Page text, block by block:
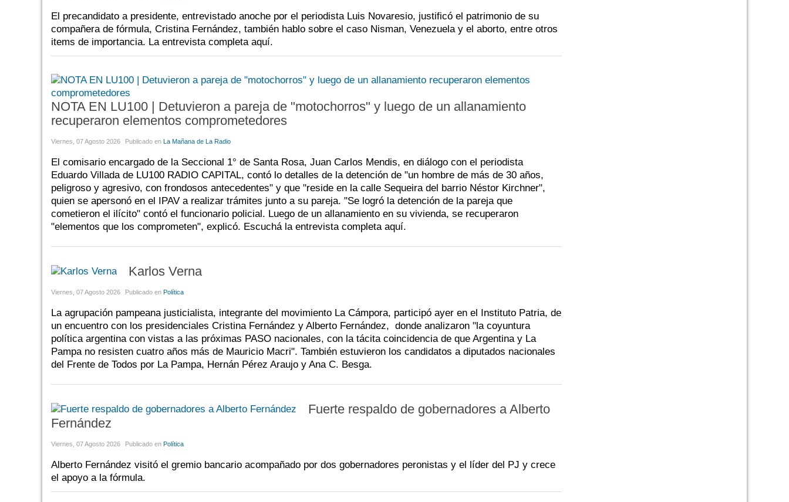
El precandidato a presidente, entrevistado anoche por el periodista Luis Novaresio, justificó el patrimonio de su
compañera de fórmula, Cristina Fernández, también hablo sobre el caso Nisman, Venezuela y el aborto, entre otros
items de importancia. La entrevista completa aquí.
NOTA EN LU100 | Detuvieron a pareja de "motochorros" y luego de un allanamiento
recuperaron elementos comprometedores
Viernes, 07 Agosto 2026 Publicado en La Mañana de La Radio
El comisario encargado de la Seccional 1° de Santa Rosa, Juan Carlos Mendis, en diálogo con el periodista
Eduardo Villada de LU100 RADIO CAPITAL, contó lo detalles de la detención de "un hombre de más de 30 años,
peligroso y agresivo, con frondosos antecedentes" y que "reside en la calle Sequeira del barrio Néstor Kirchner",
quien se apersonó en el IPAV a realizar trámites junto a su pareja. "Se logró la detención de la pareja que
cometieron el ilícito" contó el funcionario policial. Luego de un allanamiento en su vivienda, se recuperaron
"elementos que los comprometen", explicó. Escuchá la entrevista completa aquí.
Karlos Verna
Viernes, 07 Agosto 2026 Publicado en Política
La agrupación pampeana justicialista, integrante del movimiento La Cámpora, participó ayer en el Instituto Patria, de
un encuentro con los presidenciales Cristina Fernández y Alberto Fernández, donde analizaron "la coyuntura
política argentina con vistas a las próximas PASO nacionales, con la tácita coincidencia de que Argentina y La
Pampa no resisten cuatro años más de Mauricio Macri". También estuvieron los candidatos a diputados nacionales
del Frente de Todos por La Pampa, Hernán Pérez Araujo y Ana C. Besga.
Fuerte respaldo de gobernadores a Alberto
Fernández
Viernes, 07 Agosto 2026 Publicado en Política
Alberto Fernández visitó el gremio bancario acompañado por dos gobernadores peronistas y el líder del PJ y crece
el apoyo a la fórmula.